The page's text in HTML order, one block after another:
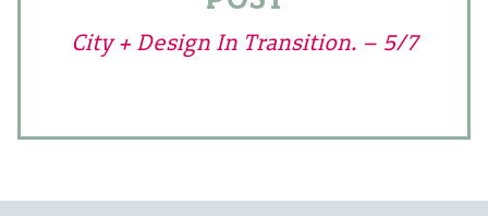
City + Design In Transition. – 5/7